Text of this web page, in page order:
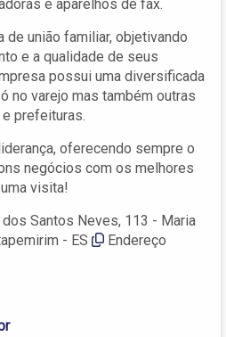
e aparelhos de fax.
de união familiar, objetivando
e a qualidade de seus
possui uma diversificada
no varejo mas também outras
prefeituras.
oferecendo sempre o
negócios com os melhores
visita!
Santos Neves, 113 - Maria
- ES
Endereço